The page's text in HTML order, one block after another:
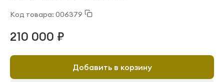
Код товара: 006379
210 000 ₽
Добавить в корзину